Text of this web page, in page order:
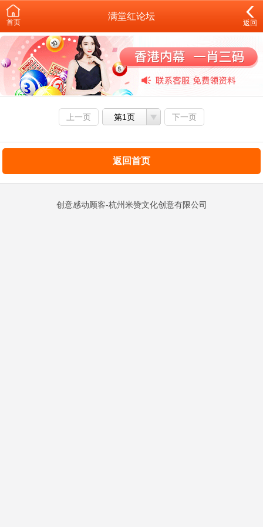
首页
满堂红论坛
返回
上一页 第1页 下一页
返回首页
创意感动顾客-杭州米赞文化创意有限公司